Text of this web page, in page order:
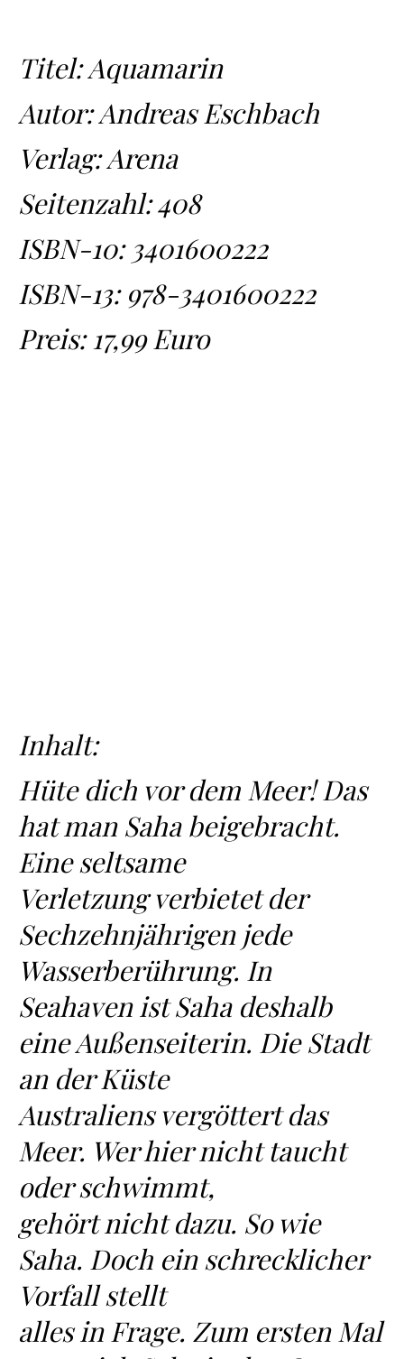
Titel: Aquamarin
Autor: Andreas Eschbach
Verlag: Arena
Seitenzahl: 408
ISBN-10:3401600222
ISBN-13: 978-3401600222
Preis: 17,99 Euro
Inhalt:
Hüte dich vor dem Meer! Das
hat man Saha beigebracht.
Eine seltsame
Verletzung verbietet der
Sechzehnjährigen jede
Wasserberührung. In
Seahaven ist Saha deshalb
eine Außenseiterin. Die Stadt
an der Küste
Australiens vergöttert das
Meer. Wer hier nicht taucht
oder schwimmt,
gehört nicht dazu. So wie
Saha. Doch ein schrecklicher
Vorfall stellt
alles in Frage. Zum ersten Mal